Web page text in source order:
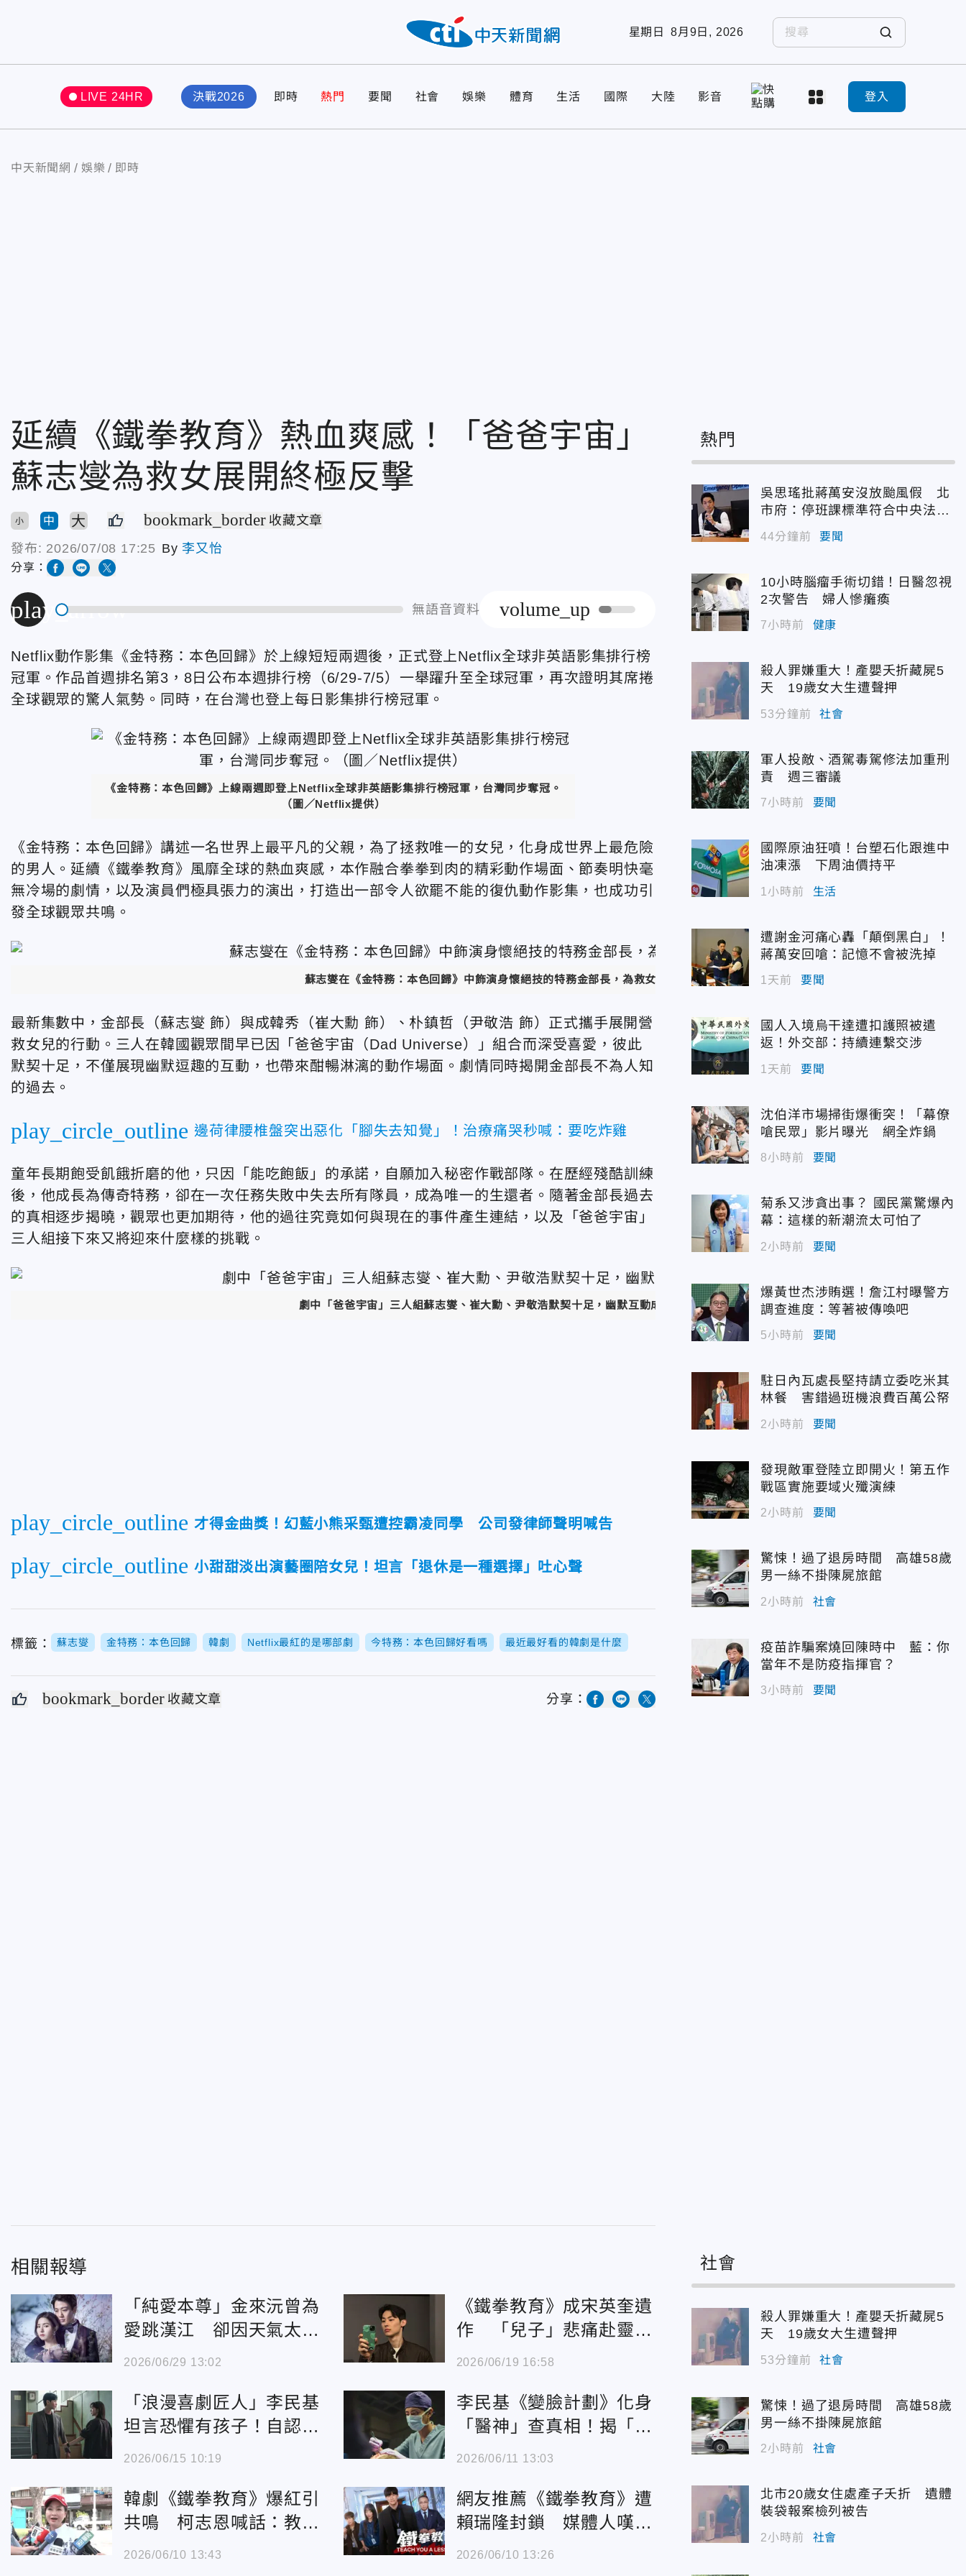
星期日 8月9日, 2026
LIVE 24HR 決戰2026 即時 熱門 要聞 社會 娛樂 體育 生活 國際 大陸 影音 登入
中天新聞網 娛樂 即時
延續《鐵拳教育》熱血爽感！「爸爸宇宙」
蘇志燮為救女展開終極反擊
小 中 大 bookmark_border 收藏文章
發布: 2026/07/08 17:25 By 李又怡
分享：
play_arrow 無語音資料 volume_up
Netflix動作影集《金特務：本色回歸》於上線短短兩週後，正式登上Netflix全球非英語影集排行榜
冠軍。作品首週排名第3，8日公布本週排行榜（6/29-7/5）一舉躍升至全球冠軍，再次證明其席捲
全球觀眾的驚人氣勢。同時，在台灣也登上每日影集排行榜冠軍。
《金特務：本色回歸》上線兩週即登上Netflix全球非英語影集排行榜冠軍，台灣同步奪冠。
（圖／Netflix提供）
《金特務：本色回歸》講述一名世界上最平凡的父親，為了拯救唯一的女兒，化身成世界上最危險
的男人。延續《鐵拳教育》風靡全球的熱血爽感，本作融合拳拳到肉的精彩動作場面、節奏明快毫
無冷場的劇情，以及演員們極具張力的演出，打造出一部令人欲罷不能的復仇動作影集，也成功引
發全球觀眾共鳴。
蘇志燮在《金特務：本色回歸》中飾演身懷絕技的特務金部長，為救女兒重出江湖。（圖／Netflix提供）
最新集數中，金部長（蘇志燮 飾）與成韓秀（崔大勳 飾）、朴鎮哲（尹敬浩 飾）正式攜手展開營
救女兒的行動。三人在韓國觀眾間早已因「爸爸宇宙（Dad Universe）」組合而深受喜愛，彼此
默契十足，不僅展現幽默逗趣的互動，也帶來酣暢淋漓的動作場面。劇情同時揭開金部長不為人知
的過去。
play_circle_outline 邊荷律腰椎盤突出惡化「腳失去知覺」！治療痛哭秒喊：要吃炸雞
童年長期飽受飢餓折磨的他，只因「能吃飽飯」的承諾，自願加入秘密作戰部隊。在歷經殘酷訓練
後，他成長為傳奇特務，卻在一次任務失敗中失去所有隊員，成為唯一的生還者。隨著金部長過去
的真相逐步揭曉，觀眾也更加期待，他的過往究竟如何與現在的事件產生連結，以及「爸爸宇宙」
三人組接下來又將迎來什麼樣的挑戰。
劇中「爸爸宇宙」三人組蘇志燮、崔大勳、尹敬浩默契十足，幽默互動成為全劇亮點。（圖／Netflix提供）
play_circle_outline 才得金曲獎！幻藍小熊采甄遭控霸凌同學 公司發律師聲明喊告
play_circle_outline 小甜甜淡出演藝圈陪女兒！坦言「退休是一種選擇」吐心聲
標籤： 蘇志燮 金特務：本色回歸 韓劇 Netflix最紅的是哪部劇 今特務：本色回歸好看嗎 最近最好看的韓劇是什麼
bookmark_border 收藏文章 分享：
相關報導
「純愛本尊」金來沅曾為
愛跳漢江 卻因天氣太冷
下一秒變搞笑劇
2026/06/29 13:02
《鐵拳教育》成宋英奎遺
作 「兒子」悲痛赴靈
堂：難以置信
2026/06/19 16:58
「浪漫喜劇匠人」李民基
坦言恐懼有孩子！自認
「戀愛細胞消失」
2026/06/15 10:19
李民基《變臉計劃》化身
「醫神」查真相！揭「換
臉逃亡」祕密
2026/06/11 13:03
韓劇《鐵拳教育》爆紅引
共鳴 柯志恩喊話：教育
部不能繼續隱形！
2026/06/10 13:43
網友推薦《鐵拳教育》遭
賴瑞隆封鎖 媒體人嘆：
標籤更難被撕下了
2026/06/10 13:26
熱門
吳思瑤批蔣萬安沒放颱風假 北
市府：停班課標準符合中央法
規！
44分鐘前 要聞
10小時腦瘤手術切錯！日醫忽視
2次警告 婦人慘癱瘓
7小時前 健康
殺人罪嫌重大！產嬰夭折藏屍5
天 19歲女大生遭聲押
53分鐘前 社會
軍人投敵、酒駕毒駕修法加重刑
責 週三審議
7小時前 要聞
國際原油狂噴！台塑石化跟進中
油凍漲 下周油價持平
1小時前 生活
遭謝金河痛心轟「顛倒黑白」！
蔣萬安回嗆：記憶不會被洗掉
1天前 要聞
國人入境烏干達遭扣護照被遣
返！外交部：持續連繫交涉
1天前 要聞
沈伯洋市場掃街爆衝突！「幕僚
嗆民眾」影片曝光 網全炸鍋
8小時前 要聞
菊系又涉貪出事？ 國民黨驚爆內
幕：這樣的新潮流太可怕了
2小時前 要聞
爆黃世杰涉賄選！詹江村曝警方
調查進度：等著被傳喚吧
5小時前 要聞
駐日內瓦處長堅持請立委吃米其
林餐 害錯過班機浪費百萬公帑
2小時前 要聞
發現敵軍登陸立即開火！第五作
戰區實施要域火殲演練
2小時前 要聞
驚悚！過了退房時間 高雄58歲
男一絲不掛陳屍旅館
2小時前 社會
疫苗詐騙案燒回陳時中 藍：你
當年不是防疫指揮官？
3小時前 要聞
社會
殺人罪嫌重大！產嬰夭折藏屍5
天 19歲女大生遭聲押
53分鐘前 社會
驚悚！過了退房時間 高雄58歲
男一絲不掛陳屍旅館
2小時前 社會
北市20歲女住處產子夭折 遺體
裝袋報案檢列被告
2小時前 社會